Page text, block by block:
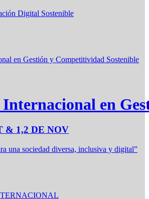
Digital Sostenible
en
& 1,2 DE NOV
una sociedad diversa, inclusiva y digital”